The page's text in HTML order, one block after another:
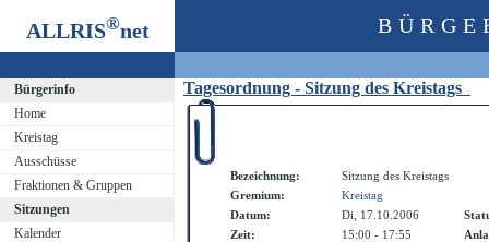
ALLRIS®net
Bürgerinfo
Home
Kreistag
Ausschüsse
Fraktionen & Gruppen
Sitzungen
Kalender
Tagesordnung - Sitzung des Kreistags
Bezeichnung:
Sitzung des Kreistags
Gremium:
Kreistag
Datum:
Di, 17.10.2006
Zeit:
15:00 - 17:55